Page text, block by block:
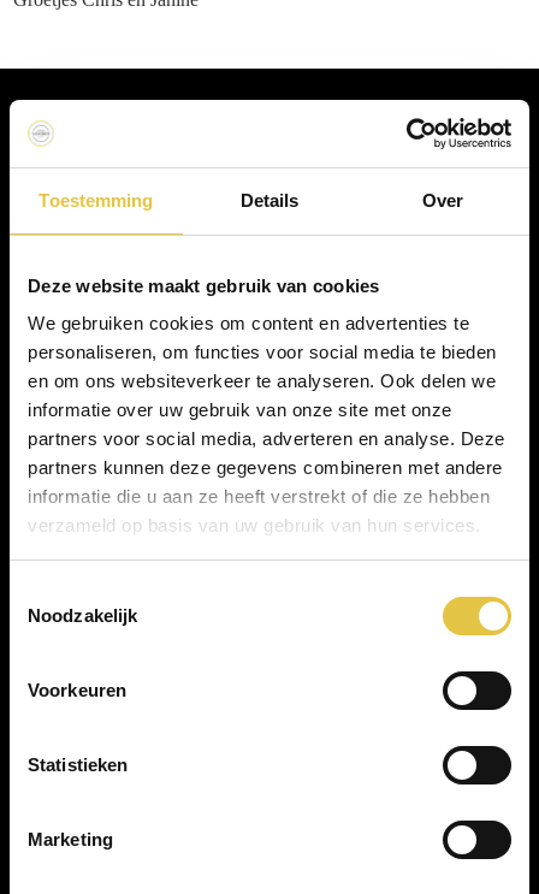
Toestemming Details Over
Deze website maakt gebruik van cookies
We gebruiken cookies om content en advertenties te
personaliseren, om functies voor social media te bieden
en om ons websiteverkeer te analyseren. Ook delen we
informatie over uw gebruik van onze site met onze
partners voor social media, adverteren en analyse. Deze
partners kunnen deze gegevens combineren met andere
informatie die u aan ze heeft verstrekt of die ze hebben
verzameld op basis van uw gebruik van hun services.
Noodzakelijk
Voorkeuren
Statistieken
Marketing